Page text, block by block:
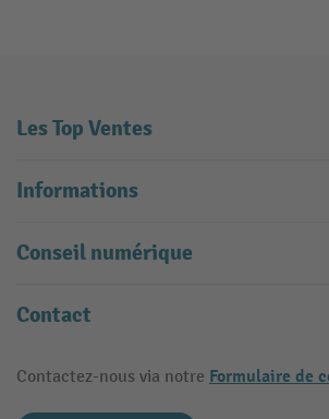
Les Top Ventes
Informations
Conseil numérique
Contact
Contactez-nous via notre Formulaire de